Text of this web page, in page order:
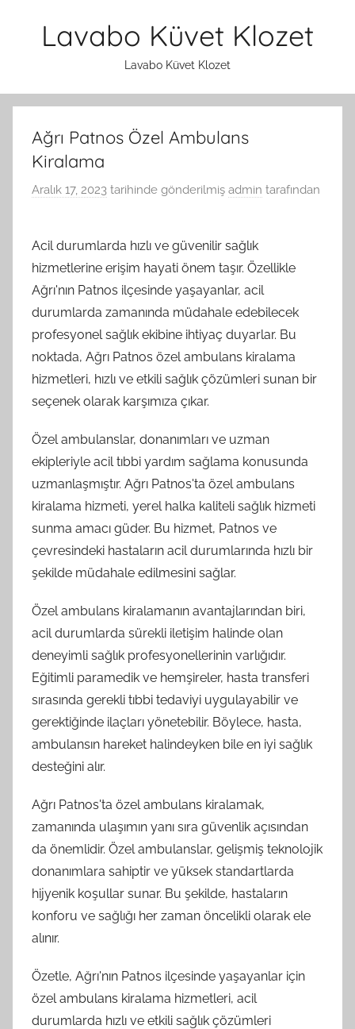
Lavabo Küvet Klozet
Lavabo Küvet Klozet
Ağrı Patnos Özel Ambulans
Kiralama
Aralık 17, 2023 tarihinde gönderilmiş admin tarafından
Acil durumlarda hızlı ve güvenilir sağlık
hizmetlerine erişim hayati önem taşır. Özellikle
Ağrı'nın Patnos ilçesinde yaşayanlar, acil
durumlarda zamanında müdahale edebilecek
profesyonel sağlık ekibine ihtiyaç duyarlar. Bu
noktada, Ağrı Patnos özel ambulans kiralama
hizmetleri, hızlı ve etkili sağlık çözümleri sunan bir
seçenek olarak karşımıza çıkar.
Özel ambulanslar, donanımları ve uzman
ekipleriyle acil tıbbi yardım sağlama konusunda
uzmanlaşmıştır. Ağrı Patnos'ta özel ambulans
kiralama hizmeti, yerel halka kaliteli sağlık hizmeti
sunma amacı güder. Bu hizmet, Patnos ve
çevresindeki hastaların acil durumlarında hızlı bir
şekilde müdahale edilmesini sağlar.
Özel ambulans kiralamanın avantajlarından biri,
acil durumlarda sürekli iletişim halinde olan
deneyimli sağlık profesyonellerinin varlığıdır.
Eğitimli paramedik ve hemşireler, hasta transferi
sırasında gerekli tıbbi tedaviyi uygulayabilir ve
gerektiğinde ilaçları yönetebilir. Böylece, hasta,
ambulansın hareket halindeyken bile en iyi sağlık
desteğini alır.
Ağrı Patnos'ta özel ambulans kiralamak,
zamanında ulaşımın yanı sıra güvenlik açısından
da önemlidir. Özel ambulanslar, gelişmiş teknolojik
donanımlara sahiptir ve yüksek standartlarda
hijyenik koşullar sunar. Bu şekilde, hastaların
konforu ve sağlığı her zaman öncelikli olarak ele
alınır.
Özetle, Ağrı'nın Patnos ilçesinde yaşayanlar için
özel ambulans kiralama hizmetleri, acil
durumlarda hızlı ve etkili sağlık çözümleri